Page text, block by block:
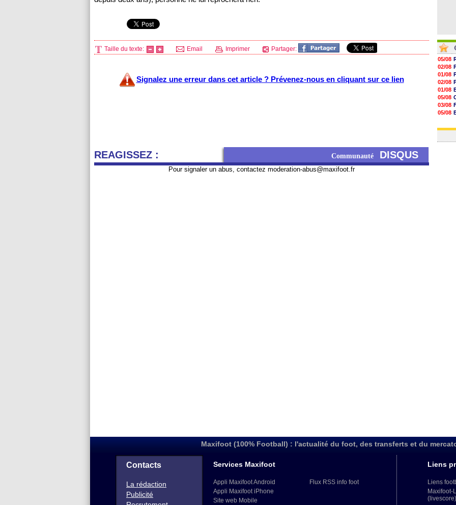
Taille du texte: Email Imprimer Partager:
Signalez une erreur dans cet article ? Prévenez-nous en cliquant sur ce lien
REAGISSEZ : Communauté DISQUS
Pour signaler un abus, contactez moderation-abus@maxifoot.fr
05/08
02/08
01/08
02/08
01/08
05/08
03/08
05/08
03/08
Maxifoot (100% Football) : l'actualité du foot, des transferts et du
Contacts
La rédaction
Publicité
Services Maxifoot
Appli Maxifoot Android
Appli Maxifoot iPhone
Site web Mobile
Flux RSS info foot
Liens
Liens
Maxifoot-
(livescore)